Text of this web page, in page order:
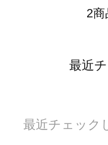
2商
最近
最近チェック